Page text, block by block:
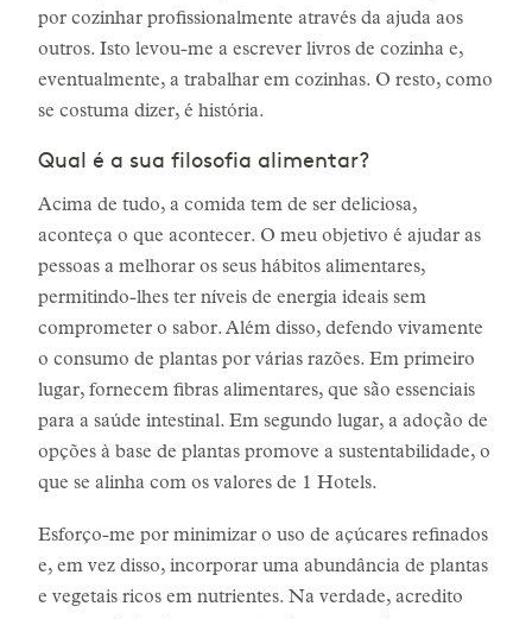
por cozinhar profissionalmente através da ajuda aos
outros. Isto levou-me a escrever livros de cozinha e,
eventualmente, a trabalhar em cozinhas. O resto, como
se costuma dizer, é história.
Qual é a sua filosofia alimentar?
Acima de tudo, a comida tem de ser deliciosa,
aconteça o que acontecer. O meu objetivo é ajudar as
pessoas a melhorar os seus hábitos alimentares,
permitindo-lhes ter níveis de energia ideais sem
comprometer o sabor. Além disso, defendo vivamente
o consumo de plantas por várias razões. Em primeiro
lugar, fornecem fibras alimentares, que são essenciais
para a saúde intestinal. Em segundo lugar, a adoção de
opções à base de plantas promove a sustentabilidade, o
que se alinha com os valores de 1 Hotels.
Esforço-me por minimizar o uso de açúcares refinados
e, em vez disso, incorporar uma abundância de plantas
e vegetais ricos em nutrientes. Na verdade, acredito